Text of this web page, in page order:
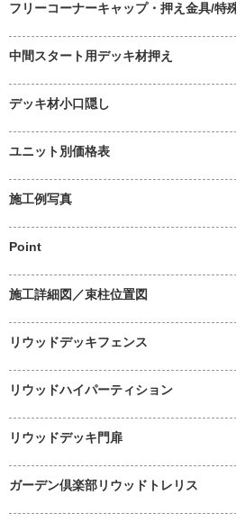
フリーコーナーキャップ・押え金具/特
中間スタート用デッキ材押え
デッキ材小口隠し
ユニット別価格表
施工例写真
Point
施工詳細図／束柱位置図
リウッドデッキフェンス
リウッドハイパーティション
リウッドデッキ門扉
ガーデン倶楽部リウッドトレリス